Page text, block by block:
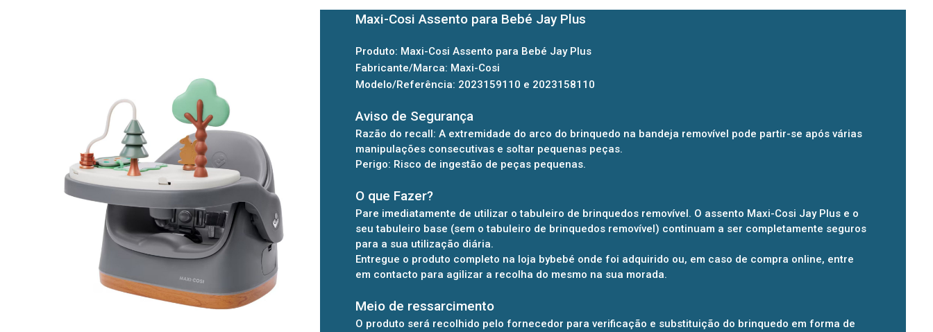
Maxi-Cosi Assento para Bebé Jay Plus
Produto: Maxi-Cosi Assento para Bebé Jay Plus
Fabricante/Marca: Maxi-Cosi
Modelo/Referência: 2023159110 e 2023158110
Aviso de Segurança
Razão do recall: A extremidade do arco do brinquedo na bandeja removível pode partir-se após várias
manipulações consecutivas e soltar pequenas peças.
Perigo: Risco de ingestão de peças pequenas.
O que Fazer?
Pare imediatamente de utilizar o tabuleiro de brinquedos removível. O assento Maxi-Cosi Jay Plus e o
seu tabuleiro base (sem o tabuleiro de brinquedos removível) continuam a ser completamente seguros
para a sua utilização diária.
Entregue o produto completo na loja bybebé onde foi adquirido ou, em caso de compra online, entre
em contacto para agilizar a recolha do mesmo na sua morada.
Meio de ressarcimento
O produto será recolhido pelo fornecedor para verificação e substituição do brinquedo em forma de